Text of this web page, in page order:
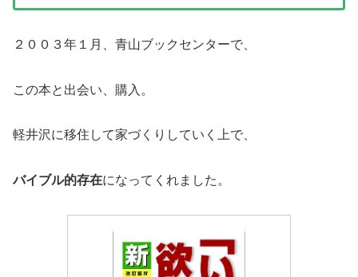
２００３年１月、青山ブックセンターで、
この本と出会い、購入。
軽井沢に移住して家づくりしていく上で、
バイブル的存在になってくれました。